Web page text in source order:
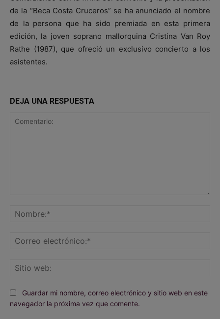
de la “Beca Costa Cruceros” se ha anunciado el nombre
de la persona que ha sido premiada en esta primera
edición, la joven soprano mallorquina Cristina Van Roy
Rathe (1987), que ofreció un exclusivo concierto a los
asistentes.
DEJA UNA RESPUESTA
Guardar mi nombre, correo electrónico y sitio web en este
navegador la próxima vez que comente.